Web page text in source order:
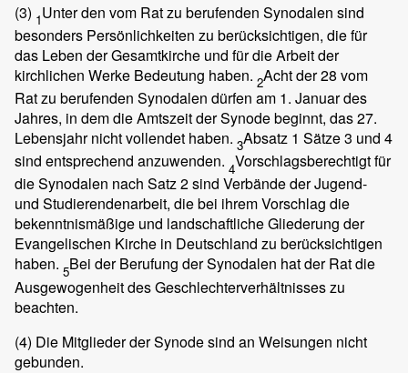
(3) 1Unter den vom Rat zu berufenden Synodalen sind
besonders Persönlichkeiten zu berücksichtigen, die für
das Leben der Gesamtkirche und für die Arbeit der
kirchlichen Werke Bedeutung haben. 2Acht der 28 vom
Rat zu berufenden Synodalen dürfen am 1. Januar des
Jahres, in dem die Amtszeit der Synode beginnt, das 27.
Lebensjahr nicht vollendet haben. 3Absatz 1 Sätze 3 und 4
sind entsprechend anzuwenden. 4Vorschlagsberechtigt für
die Synodalen nach Satz 2 sind Verbände der Jugend-
und Studierendenarbeit, die bei ihrem Vorschlag die
bekenntnismäßige und landschaftliche Gliederung der
Evangelischen Kirche in Deutschland zu berücksichtigen
haben. 5Bei der Berufung der Synodalen hat der Rat die
Ausgewogenheit des Geschlechterverhältnisses zu
beachten.
(4) Die Mitglieder der Synode sind an Weisungen nicht
gebunden.